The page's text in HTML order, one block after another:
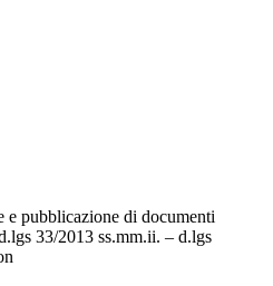
e pubblicazione di documenti
33/2013 ss.mm.ii. – d.lgs